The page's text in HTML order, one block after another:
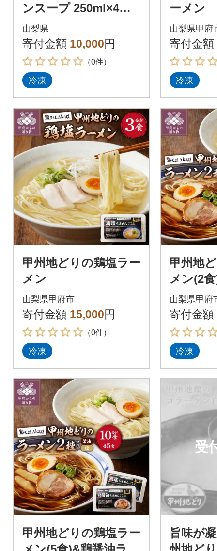
ンスープ 250ml×4袋
山梨ブランド地鶏の
濃厚白湯 ラーメンな
どのアレンジも!
山梨県
寄付金額 10,000円
（0件）
冷凍
ーメン
山梨県甲府
寄付金額
冷凍
甲州地どりの鶏塩ラー
メン
山梨県甲府市
寄付金額 15,000円
（0件）
冷凍
甲州地
メン(2
メン(2
山梨県甲府
寄付金額
冷凍
甲州地どりの鶏塩ラー
受
旨味が